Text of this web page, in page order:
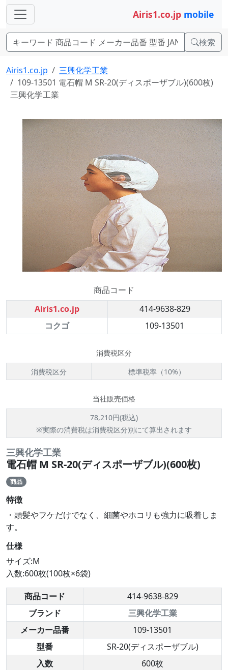
Airis1.co.jp mobile
検索
Airis1.co.jp
三興化学工業
109-13501 電石帽 M SR-20(ディスポーザブル)(600枚)
三興化学工業
商品コード
Airis1.co.jp
414-9638-829
コクゴ
109-13501
消費税区分
消費税区分
標準税率（10%）
当社販売価格
78,210円(税込)
※実際の消費税は消費税区分別にて算出されます
三興化学工業
電石帽 M SR-20(ディスポーザブル)(600枚)
商品
特徴
・頭髪やフケだけでなく、細菌やホコリも強力に吸着しま
す。
仕様
サイズ:M
入数:600枚(100枚×6袋)
商品コード
414-9638-829
ブランド
三興化学工業
メーカー品番
109-13501
型番
SR-20(ディスポーザブル)
入数
600枚